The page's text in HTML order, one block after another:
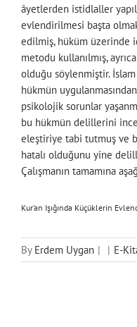
âyetlerden istidlaller
evlendirilmesi başta
edilmiş, hüküm üzerinde
metodu kullanılmış,
olduğu söylenmiştir. İslam
hükmün
psikolojik sorunlar
bu hükmün delillerini
eleştiriye tabi tutmuş ve
hatalı olduğunu yine
Çalışmanın tamamına
Kur’an Işığında Küçüklerin
By Erdem Uygan | | E-